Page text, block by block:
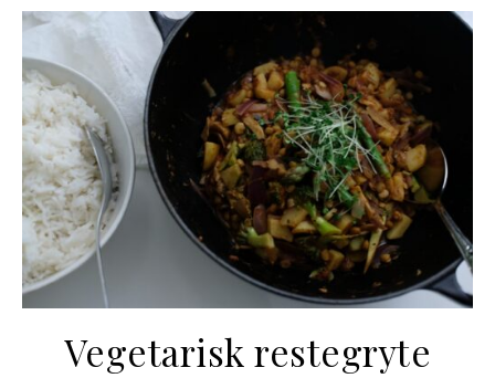
Vegetarisk restegryte